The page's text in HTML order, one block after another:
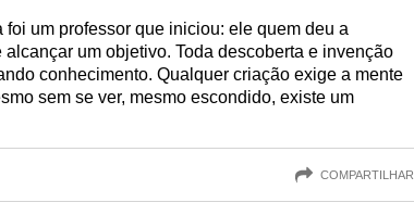
um professor que iniciou: ele quem deu a
um objetivo. Toda descoberta e invenção
conhecimento. Qualquer criação exige a mente
sem se ver, mesmo escondido, existe um
COMPARTILHAR